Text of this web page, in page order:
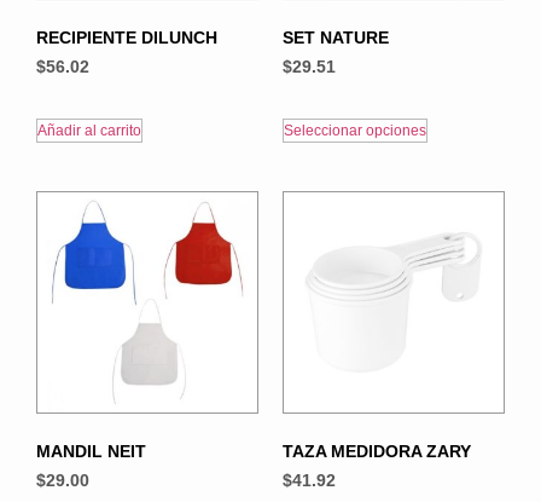
RECIPIENTE DILUNCH
$56.02
Añadir al carrito
SET NATURE
$29.51
Seleccionar opciones
MANDIL NEIT
$29.00
TAZA MEDIDORA ZARY
$41.92